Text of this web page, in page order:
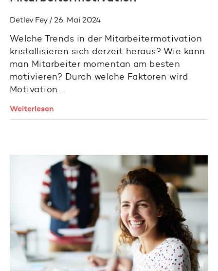
Detlev Fey / 26. Mai 2024
Welche Trends in der Mitarbeitermotivation
kristallisieren sich derzeit heraus? Wie kann
man Mitarbeiter momentan am besten
motivieren? Durch welche Faktoren wird
Motivation …
Weiterlesen